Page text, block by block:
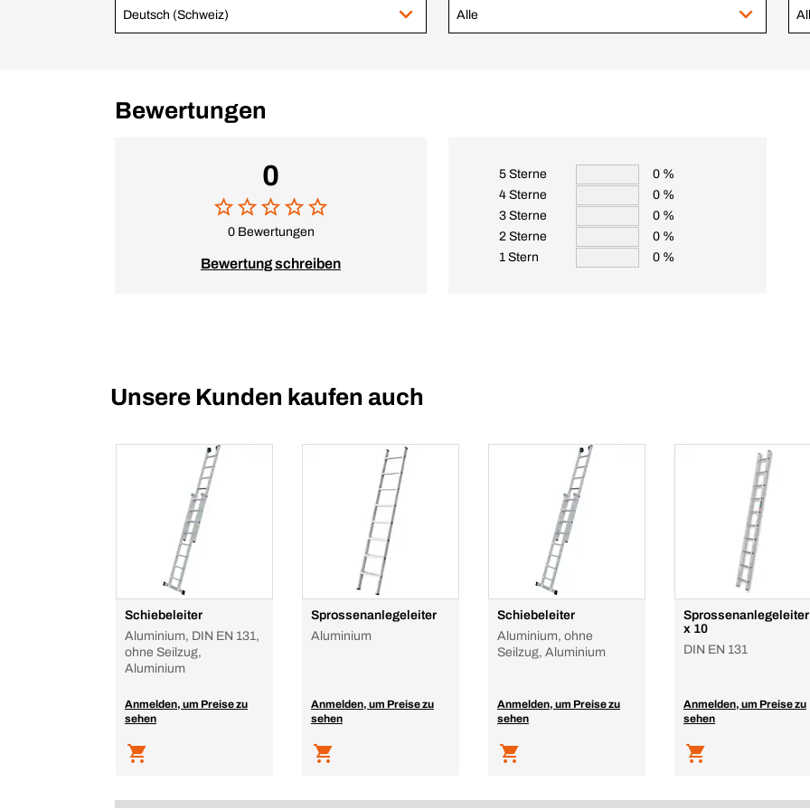
Deutsch (Schweiz) Alle
Bewertungen
0
0 Bewertungen
Bewertung schreiben
5 Sterne
0 %
4 Sterne
0 %
3 Sterne
0 %
2 Sterne
0 %
1 Stern
0 %
Unsere Kunden kaufen auch
Schiebeleiter
Aluminium, DIN EN 131,
ohne Seilzug,
Aluminium
Anmelden, um Preise zu
sehen
Sprossenanlegeleiter
Aluminium
Anmelden, um Preise zu
sehen
Schiebeleiter
Aluminium, ohne
Seilzug, Aluminium
Anmelden, um Preise zu
sehen
x 10
DIN EN 131
Anmelden, um Preise zu
sehen